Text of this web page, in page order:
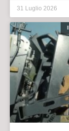
31 Luglio 2026